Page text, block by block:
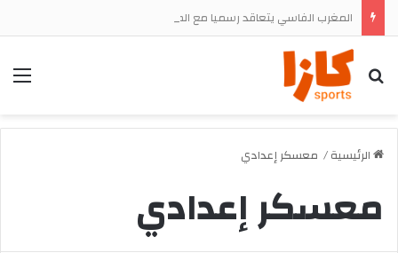
بحث
الرئيسية/ معسكر إعدادي
معسكر إعدادي